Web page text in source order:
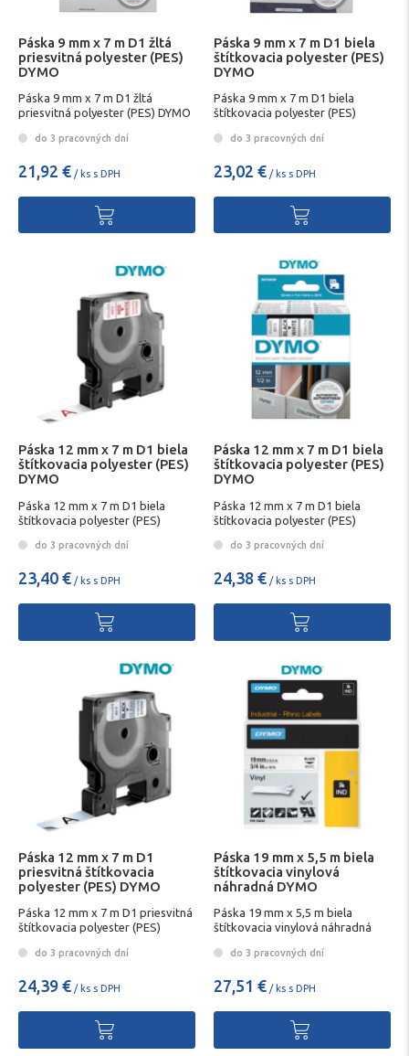
Páska 9 mm x 7 m D1 žltá
priesvitná polyester (PES)
DYMO
Páska 9 mm x 7 m D1 žltá
priesvitná polyester (PES) DYMO
do 3 pracovných dní
21,92 € / ks s DPH
Páska 9 mm x 7 m D1 biela
štítkovacia polyester (PES)
DYMO
Páska 9 mm x 7 m D1 biela
štítkovacia polyester (PES)
do 3 pracovných dní
23,02 € / ks s DPH
Páska 12 mm x 7 m D1 biela
štítkovacia polyester (PES)
DYMO
Páska 12 mm x 7 m D1 biela
štítkovacia polyester (PES)
do 3 pracovných dní
23,40 € / ks s DPH
Páska 12 mm x 7 m D1 biela
štítkovacia polyester (PES)
DYMO
Páska 12 mm x 7 m D1 biela
štítkovacia polyester (PES)
do 3 pracovných dní
24,38 € / ks s DPH
Páska 12 mm x 7 m D1
priesvitná štítkovacia
polyester (PES) DYMO
Páska 12 mm x 7 m D1 priesvitná
štítkovacia polyester (PES)
do 3 pracovných dní
24,39 € / ks s DPH
Páska 19 mm x 5,5 m biela
štítkovacia vinylová
náhradná DYMO
Páska 19 mm x 5,5 m biela
štítkovacia vinylová náhradná
do 3 pracovných dní
27,51 € / ks s DPH